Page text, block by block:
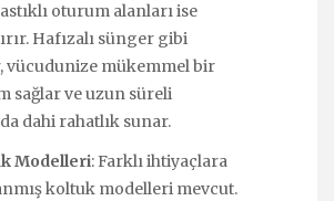
oturum alanları ise
Hafızalı sünger gibi
vücudunize mükemmel bir
sağlar ve uzun süreli
dahi rahatlık sunar.
Modelleri: Farklı ihtiyaçlara
koltuk modelleri mevcut.